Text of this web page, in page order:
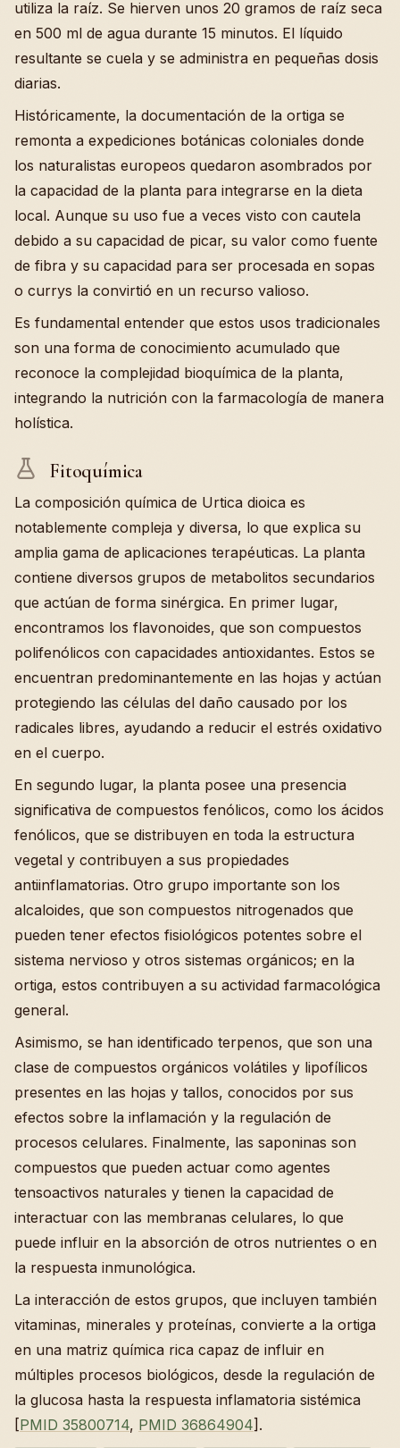
utiliza la raíz. Se hierven unos 20 gramos de raíz seca
en 500 ml de agua durante 15 minutos. El líquido
resultante se cuela y se administra en pequeñas dosis
diarias.
Históricamente, la documentación de la ortiga se
remonta a expediciones botánicas coloniales donde
los naturalistas europeos quedaron asombrados por
la capacidad de la planta para integrarse en la dieta
local. Aunque su uso fue a veces visto con cautela
debido a su capacidad de picar, su valor como fuente
de fibra y su capacidad para ser procesada en sopas
o currys la convirtió en un recurso valioso.
Es fundamental entender que estos usos tradicionales
son una forma de conocimiento acumulado que
reconoce la complejidad bioquímica de la planta,
integrando la nutrición con la farmacología de manera
holística.
Fitoquímica
La composición química de Urtica dioica es
notablemente compleja y diversa, lo que explica su
amplia gama de aplicaciones terapéuticas. La planta
contiene diversos grupos de metabolitos secundarios
que actúan de forma sinérgica. En primer lugar,
encontramos los flavonoides, que son compuestos
polifenólicos con capacidades antioxidantes. Estos se
encuentran predominantemente en las hojas y actúan
protegiendo las células del daño causado por los
radicales libres, ayudando a reducir el estrés oxidativo
en el cuerpo.
En segundo lugar, la planta posee una presencia
significativa de compuestos fenólicos, como los ácidos
fenólicos, que se distribuyen en toda la estructura
vegetal y contribuyen a sus propiedades
antiinflamatorias. Otro grupo importante son los
alcaloides, que son compuestos nitrogenados que
pueden tener efectos fisiológicos potentes sobre el
sistema nervioso y otros sistemas orgánicos; en la
ortiga, estos contribuyen a su actividad farmacológica
general.
Asimismo, se han identificado terpenos, que son una
clase de compuestos orgánicos volátiles y lipofílicos
presentes en las hojas y tallos, conocidos por sus
efectos sobre la inflamación y la regulación de
procesos celulares. Finalmente, las saponinas son
compuestos que pueden actuar como agentes
tensoactivos naturales y tienen la capacidad de
interactuar con las membranas celulares, lo que
puede influir en la absorción de otros nutrientes o en
la respuesta inmunológica.
La interacción de estos grupos, que incluyen también
vitaminas, minerales y proteínas, convierte a la ortiga
en una matriz química rica capaz de influir en
múltiples procesos biológicos, desde la regulación de
la glucosa hasta la respuesta inflamatoria sistémica
[PMID 35800714, PMID 36864904].